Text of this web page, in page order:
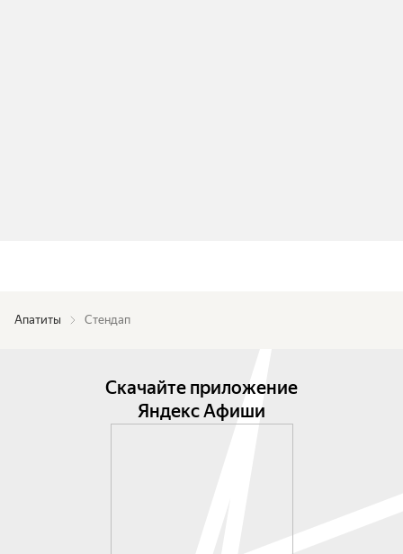
Апатиты Стендап
Скачайте приложение
Яндекс Афиши